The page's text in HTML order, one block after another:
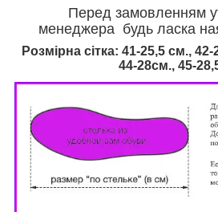
Перед замовленням
менеджера будь ласка
Розмірна сітка: 41-25,5 см., 42-
44-28см., 45-